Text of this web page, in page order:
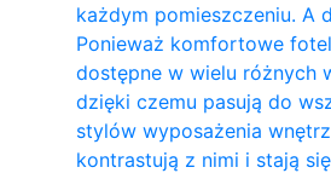
każdym pomieszczeniu. A
Ponieważ komfortowe
dostępne w wielu różnych
dzięki czemu pasują do
stylów wyposażenia
kontrastują z nimi i stają